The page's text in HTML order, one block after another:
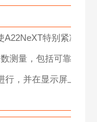
A22NeXT特别紧凑且
测量，包括可靠的清
行，并在显示屏上直